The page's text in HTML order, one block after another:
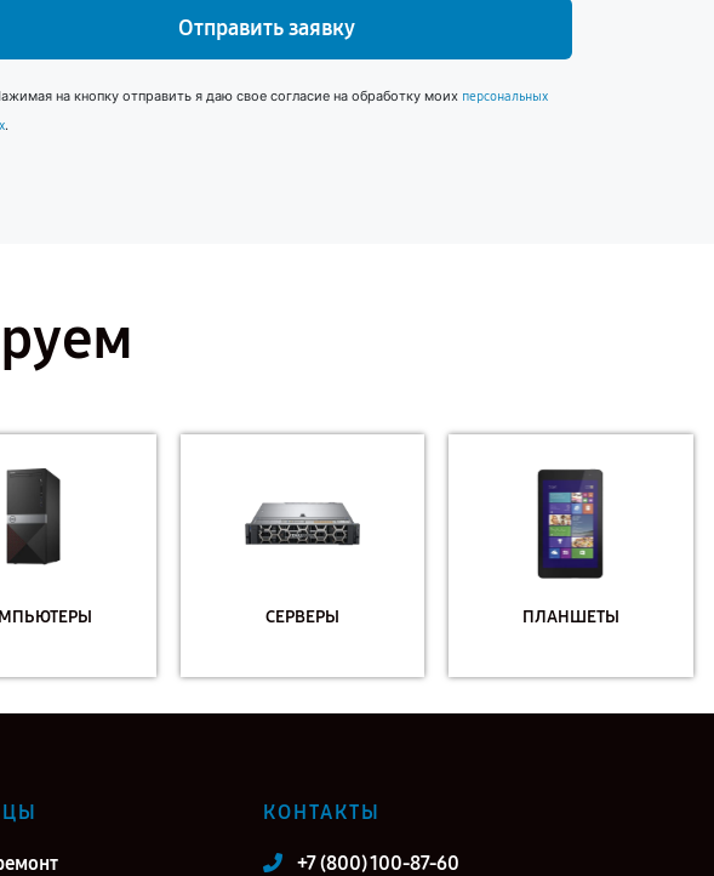
Отправить заявку
на кнопку отправить я даю свое согласие на обработку моих персональных
.
СЕРВЕРЫ ПЛАНШЕТЫ
КОНТАКТЫ
+7 (800) 100-87-60